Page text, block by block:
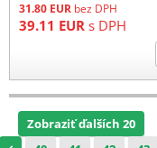
31.80 EUR bez DPH
39.11 EUR s DPH
Zobraziť ďalších 20